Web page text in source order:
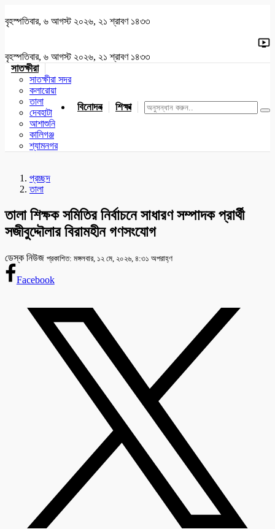
বৃহস্পতিবার, ৬ আগস্ট ২০২৬, ২১ শ্রাবণ ১৪৩৩
বৃহস্পতিবার, ৬ আগস্ট ২০২৬, ২১ শ্রাবণ ১৪৩৩
সাতক্ষীরা
সাতক্ষীরা সদর
কলারোয়া
তালা
দেবহাটা
আশাশুনি
কালিগঞ্জ
শ্যামনগর
বিনোদন শিক্ষা খেলাধুলা জাতীয় যশোর
প্রচ্ছদ
তালা
তালা শিক্ষক সমিতির নির্বাচনে সাধারণ সম্পাদক প্রার্থী
সজীবুদ্দৌলার বিরামহীন গণসংযোগ
ডেস্ক নিউজ প্রকাশিত: মঙ্গলবার, ১২ মে, ২০২৬, ৪:৩১ অপরাহ্ণ
Facebook